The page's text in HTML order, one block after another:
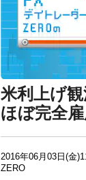
米利上げ
ほぼ完全
2016年06月03日(金
ZERO